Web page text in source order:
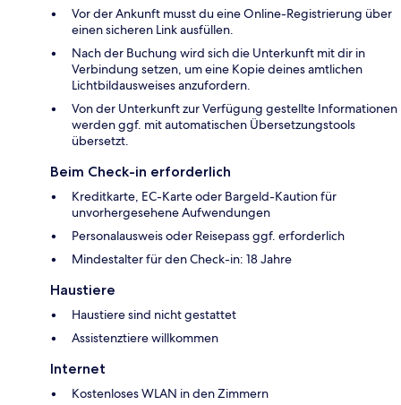
Vor der Ankunft musst du eine Online-Registrierung über
einen sicheren Link ausfüllen.
Nach der Buchung wird sich die Unterkunft mit dir in
Verbindung setzen, um eine Kopie deines amtlichen
Lichtbildausweises anzufordern.
Von der Unterkunft zur Verfügung gestellte Informationen
werden ggf. mit automatischen Übersetzungstools
übersetzt.
Beim Check-in erforderlich
Kreditkarte, EC-Karte oder Bargeld-Kaution für
unvorhergesehene Aufwendungen
Personalausweis oder Reisepass ggf. erforderlich
Mindestalter für den Check-in: 18 Jahre
Haustiere
Haustiere sind nicht gestattet
Assistenztiere willkommen
Internet
Kostenloses WLAN in den Zimmern